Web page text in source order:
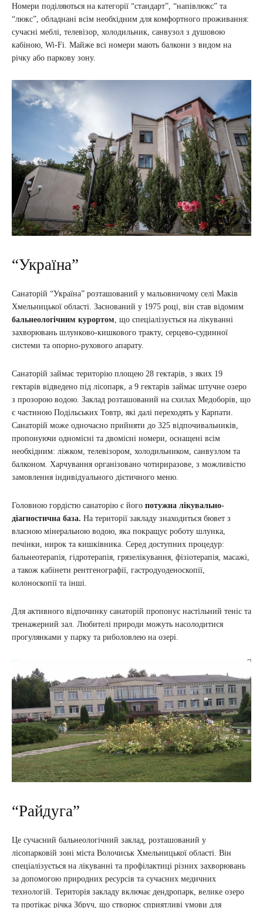
Номери поділяються на категорії “стандарт”, “напівлюкс” та
“люкс”, обладнані всім необхідним для комфортного проживання:
сучасні меблі, телевізор, холодильник, санвузол з душовою
кабіною, Wi-Fi. Майже всі номери мають балкони з видом на
річку або паркову зону.
“Україна”
Санаторій “Україна” розташований у мальовничому селі Маків
Хмельницької області. Заснований у 1975 році, він став відомим
бальнеологічним курортом , що спеціалізується на лікуванні
захворювань шлунково-кишкового тракту, серцево-судинної
системи та опорно-рухового апарату.
Санаторій займає територію площею 28 гектарів, з яких 19
гектарів відведено під лісопарк, а 9 гектарів займає штучне озеро
з прозорою водою. Заклад розташований на схилах Медоборів, що
є частиною Подільських Товтр, які далі переходять у Карпати.
Санаторій може одночасно прийняти до 325 відпочивальників,
пропонуючи одномісні та двомісні номери, оснащені всім
необхідним: ліжком, телевізором, холодильником, санвузлом та
балконом. Харчування організовано чотириразове, з можливістю
замовлення індивідуального дієтичного меню.
Головною гордістю санаторію є його потужна лікувально-
діагностична база. На території закладу знаходиться бювет з
власною мінеральною водою, яка покращує роботу шлунка,
печінки, нирок та кишківника. Серед доступних процедур:
бальнеотерапія, гідротерапія, грязелікування, фізіотерапія, масажі,
а також кабінети рентгенографії, гастродуоденоскопії,
колоноскопії та інші.
Для активного відпочинку санаторій пропонує настільний теніс та
тренажерний зал. Любителі природи можуть насолодитися
прогулянками у парку та риболовлею на озері.
“Райдуга”
Це сучасний бальнеологічний заклад, розташований у
лісопарковій зоні міста Волочиськ Хмельницької області. Він
спеціалізується на лікуванні та профілактиці різних захворювань
за допомогою природних ресурсів та сучасних медичних
технологій. Територія закладу включає дендропарк, велике озеро
та протікає річка Збруч, що створює сприятливі умови для